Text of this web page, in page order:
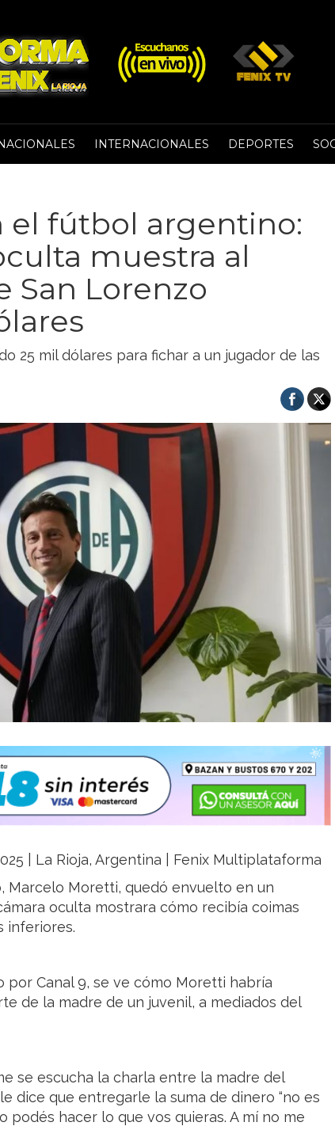
INTERNACIONALES DEPORTES
el fútbol argentino:
muestra al
San Lorenzo
25 mil dólares para fichar a un jugador de las
| La Rioja, Argentina | Fenix Multiplataforma
Marcelo Moretti, quedó envuelto en un
oculta mostrara cómo recibía coimas
inferiores.
por Canal 9, se ve cómo Moretti habría
de la madre de un juvenil, a mediados del
se escucha la charla entre la madre del
dice que entregarle la suma de dinero “no es
podés hacer lo que vos quieras. A mí no me